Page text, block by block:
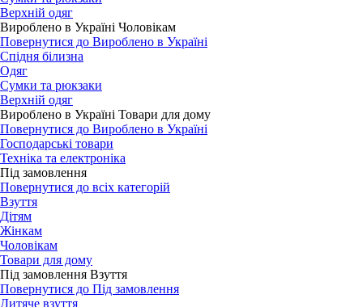
Верхній одяг
Вироблено в Україні Чоловікам
Повернутися до Вироблено в Україні
Спідня білизна
Одяг
Сумки та рюкзаки
Верхній одяг
Вироблено в Україні Товари для дому
Повернутися до Вироблено в Україні
Господарські товари
Техніка та електроніка
Під замовлення
Повернутися до всіх категорій
Взуття
Дітям
Жінкам
Чоловікам
Товари для дому
Під замовлення Взуття
Повернутися до Під замовлення
Дитяче взуття